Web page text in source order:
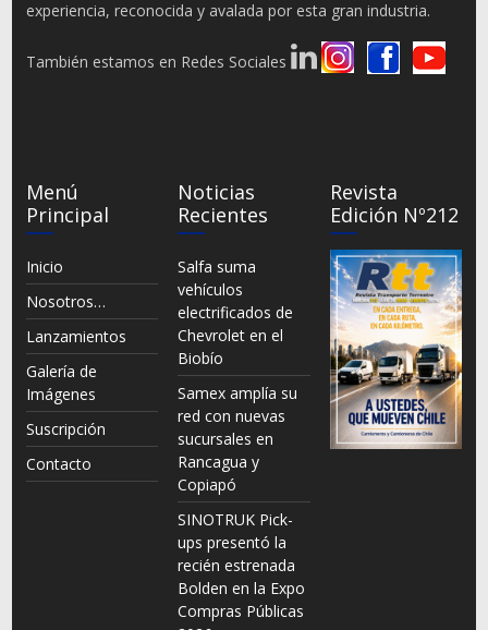
experiencia, reconocida y avalada por esta gran industria.
También estamos en Redes Sociales
Menú
Principal
Inicio
Nosotros…
Lanzamientos
Galería de
Imágenes
Suscripción
Contacto
Noticias
Recientes
Salfa suma
vehículos
electrificados de
Chevrolet en el
Biobío
Samex amplía su
red con nuevas
sucursales en
Rancagua y
Copiapó
SINOTRUK Pick-
ups presentó la
recién estrenada
Bolden en la Expo
Compras Públicas
Revista
Edición Nº212